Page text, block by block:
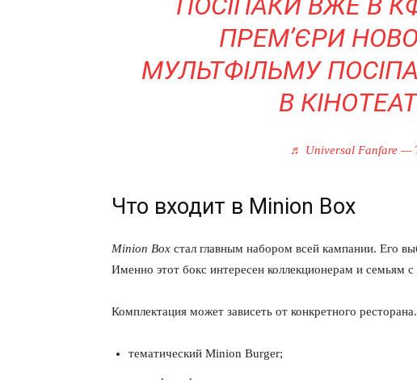
ПРЕМʼЄРИ
МУЛЬТФІЛЬМУ
В
♬ Universal Fanfare —
Что входит в Minion Box
Minion Box стал главным набором всей кампании. Его
Именно этот бокс интересен коллекционерам и семьям с
Комплектация может зависеть от конкретного
тематический Minion Burger;